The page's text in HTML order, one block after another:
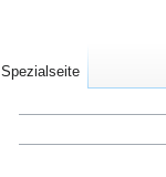
Spezialseite